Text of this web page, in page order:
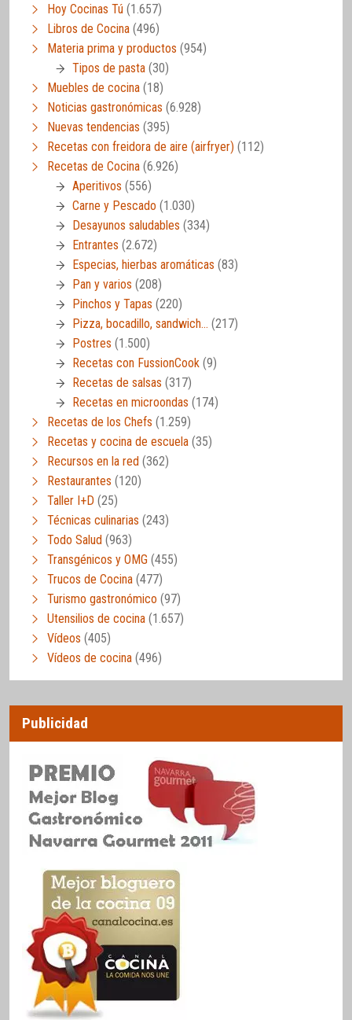
Hoy Cocinas Tú (1.657)
Libros de Cocina (496)
Materia prima y productos (954)
Tipos de pasta (30)
Muebles de cocina (18)
Noticias gastronómicas (6.928)
Nuevas tendencias (395)
Recetas con freidora de aire (airfryer) (112)
Recetas de Cocina (6.926)
Aperitivos (556)
Carne y Pescado (1.030)
Desayunos saludables (334)
Entrantes (2.672)
Especias, hierbas aromáticas (83)
Pan y varios (208)
Pinchos y Tapas (220)
Pizza, bocadillo, sandwich… (217)
Postres (1.500)
Recetas con FussionCook (9)
Recetas de salsas (317)
Recetas en microondas (174)
Recetas de los Chefs (1.259)
Recetas y cocina de escuela (35)
Recursos en la red (362)
Restaurantes (120)
Taller I+D (25)
Técnicas culinarias (243)
Todo Salud (963)
Transgénicos y OMG (455)
Trucos de Cocina (477)
Turismo gastronómico (97)
Utensilios de cocina (1.657)
Vídeos (405)
Vídeos de cocina (496)
Publicidad